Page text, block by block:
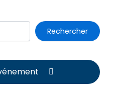
Rechercher